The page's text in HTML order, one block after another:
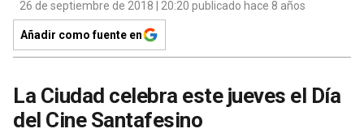
26 de septiembre de 2018 | 20:20 publicado hace 8 años
Añadir como fuente en
La Ciudad celebra este jueves el Día
del Cine Santafesino